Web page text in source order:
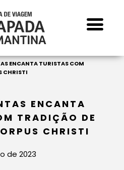
ENCANTA TURISTAS COM
CHRISTI
ENCANTA
TRADIÇÃO DE
CHRISTI
de 2023